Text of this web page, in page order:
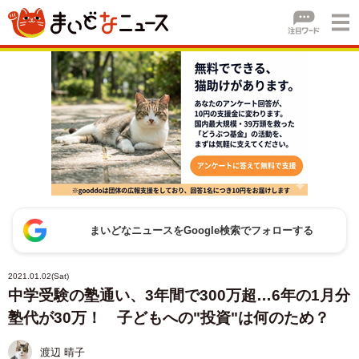
まいどなニュースをGoogle検索でフォローする
2021.01.02(Sat)
中学受験の塾通い、3年間で300万超…6年の1月分
塾代が30万！ 子どもへの"投資"は何のため？
渡辺 晴子